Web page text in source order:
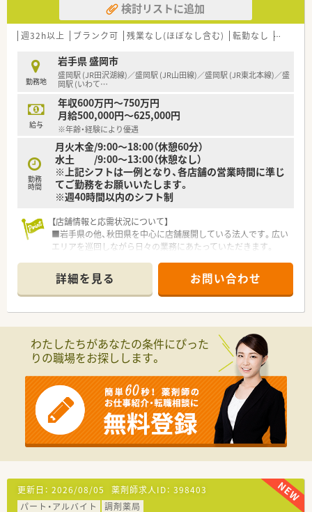
【こんな取り組みをしています】
■訪れる患者様すべてが心地よく利用できるように設備や接遇
の充実に注力して取り組んでいます。
得もしやすい環境を整えています。
■産休や育休の取得実績が多数あり時短勤務制度なども活用し
ながら長く働ける体制があります。
【こんな方が活躍中】
■子育てや家庭環境の変化と両立させながら無理なく働き続け
ている女性スタッフが多数います。
■未経験からスタートして丁寧な研修とOJTを通じて知識を身
につけた若手社員が活躍中です。
■患者様とのコミュニケーションを大切にし地域密着の医療を
提供したい方が活躍しています。
検討リストに追加
週32h以上 ブランク可 残業なし(ほぼなし含む) 転勤なし 車通勤
勤務地
岩手県 盛岡市
盛岡駅 (JR田沢湖線)／盛岡駅 (JR山田線)／盛岡駅 (JR東北本線)／盛
岡駅 (いわて…
給与
年収600万円～750万円
月給500,000円～625,000円
※年齢・経験により優遇
勤務
時間
月火木金/9:00～18:00（休憩60分）
水土 /9:00～13:00（休憩なし）
※上記シフトは一例となり、各店舗の営業時間に準じ
てご勤務をお願いいたします。
※週40時間以内のシフト制
【店舗情報と応需状況について】
■岩手県の他、秋田県を中心に店舗展開している法人です。広い
エリアを巡回しながら日々の業務にあたっていただきます。
点が中心であり、ラウンダーとして現場の円滑な運営を支える重
要な役割を担います。
■各店舗を合算すると1日平均45枚程度の応需枚数ですが、店舗
により処方内容が異なるため、多岐にわたる知識・スキルを磨く
【想定される業務内容】
■特定の店舗に固定されず、東北エリアの各店舗にて調剤や監
査、多種多様な患者様への服薬指導を幅広く担当いただきます。
■各現場の状況に合わせた的確な薬歴管理を行いながら、店舗間
の情報共有や業務フローの最適化など、運営のサポートも実施し
ます。
■将来的には在宅医療業務への参画や、エリア全体のマネジメン
ト業務、後進の育成など、より責任あるポジションでの活躍も期
待されます。
■ラウンダー勤務の方が各店舗で戸惑わないよう、共通のe-
Learningや勉強会を通じて、業務マニュアルの標準化を積極的
詳細を見る お問い合わせ
わたしたちがあなたの条件にぴった
りの職場をお探しします。
更新日： 2026/08/05 薬剤師求人ID： 398403
パート・アルバイト
調剤薬局